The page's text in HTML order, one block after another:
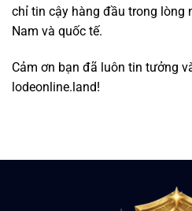
chỉ tin cậy hàng đầu trong lòng
Nam và quốc tế.
Cảm ơn bạn đã luôn tin tưởng
lodeonline.land!